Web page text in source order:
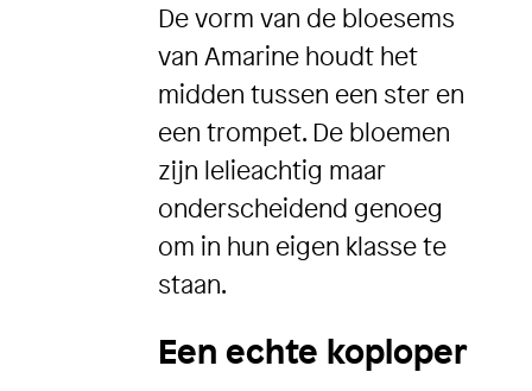
De vorm van de bloesems
van Amarine houdt het
midden tussen een ster en
een trompet. De bloemen
zijn lelieachtig maar
onderscheidend genoeg
om in hun eigen klasse te
staan.
Een echte koploper